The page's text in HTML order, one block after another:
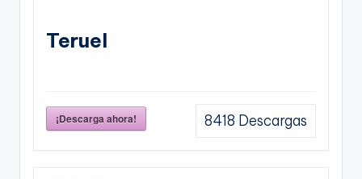
Teruel
¡Descarga ahora! 8418 Descargas